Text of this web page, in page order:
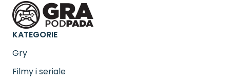
KATEGORIE
Gry
Filmy i seriale